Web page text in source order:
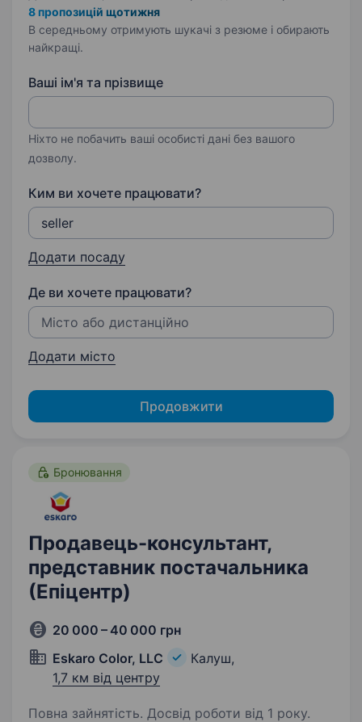
8 пропозицій щотижня
В середньому отримують шукачі з резюме і обирають
найкращі.
Ваші ім'я та прізвище
Ніхто не побачить ваші особисті дані без вашого
дозволу.
Ким ви хочете працювати?
Додати посаду
Де ви хочете працювати?
Додати місто
Продовжити
Бронювання
Продавець-консультант,
представник постачальника
(Епіцентр)
20 000 – 40 000 грн
Eskaro Color, LLC
Калуш,
1,7 км від центру
Повна зайнятість. Досвід роботи від 1 року.